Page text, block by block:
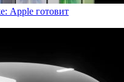
Apple готовит